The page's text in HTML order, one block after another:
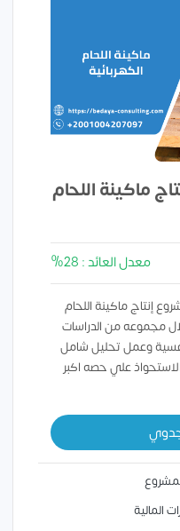
ماكينة اللحام
معدل العائد : 28%
إنتاج ماكينة اللحام
مجموعه من الدراسات
وعمل تحليل شامل
علي حصه اكبر
المالية